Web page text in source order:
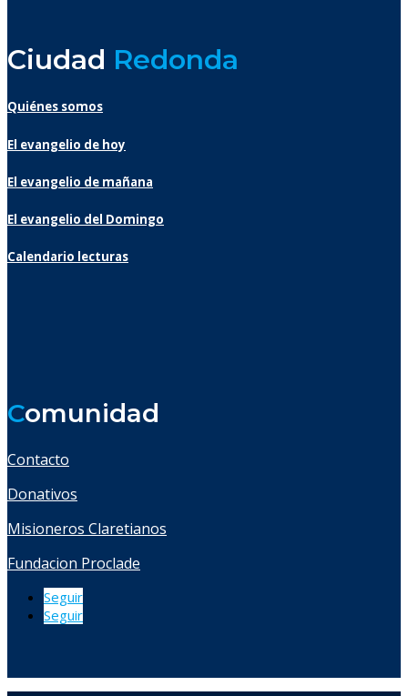
Ciudad Redonda
Quiénes somos
El evangelio de hoy
El evangelio de mañana
El evangelio del Domingo
Calendario lecturas
Comunidad
Contacto
Donativos
Misioneros Claretianos
Fundacion Proclade
Seguir
Seguir